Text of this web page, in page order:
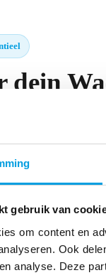
gebruik van
om content en
Ook
analyse. Deze
dein
smarter steuern
beschleunigt